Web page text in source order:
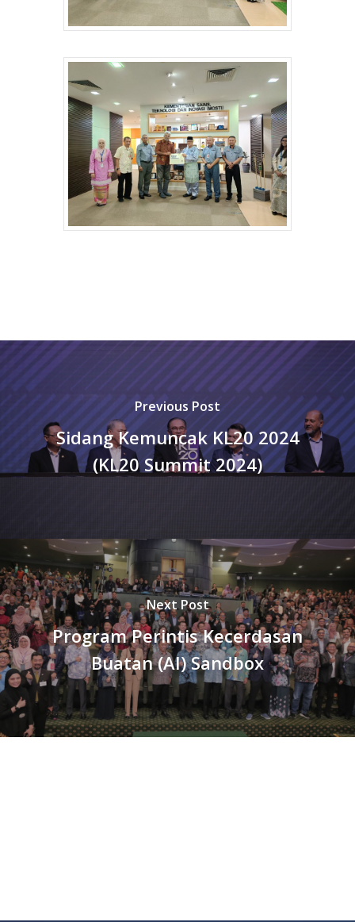
Previous Post
Sidang Kemuncak KL20 2024
(KL20 Summit 2024)
Next Post
Program Perintis Kecerdasan
Buatan (AI) Sandbox